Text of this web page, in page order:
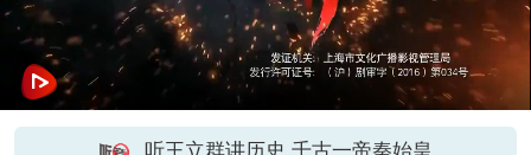
听王立群讲历史 千古一帝秦始皇